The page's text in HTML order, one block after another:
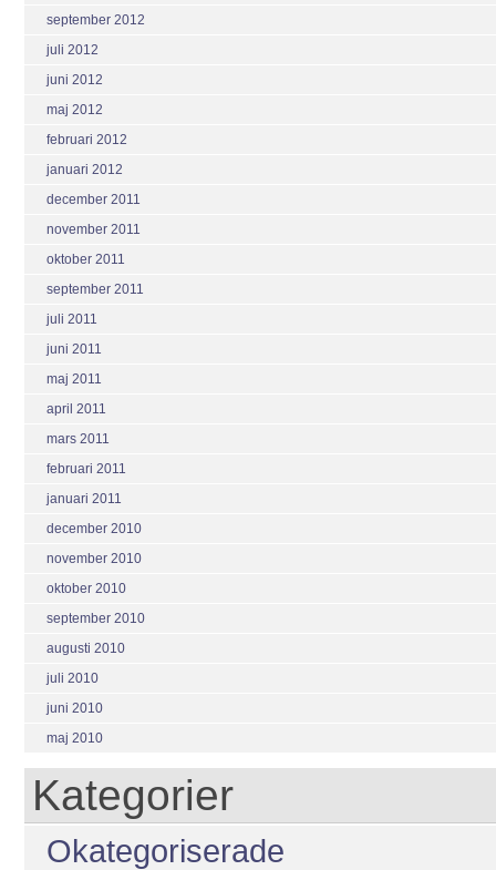
september 2012
juli 2012
juni 2012
maj 2012
februari 2012
januari 2012
december 2011
november 2011
oktober 2011
september 2011
juli 2011
juni 2011
maj 2011
april 2011
mars 2011
februari 2011
januari 2011
december 2010
november 2010
oktober 2010
september 2010
augusti 2010
juli 2010
juni 2010
maj 2010
Kategorier
Okategoriserade